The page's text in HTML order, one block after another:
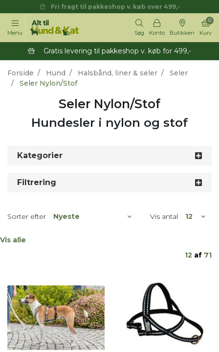
Fri fragt til pakkeshop v. køb over 499,-
Menu Søg Konto Butikken Kurv
0
Gratis levering til pakkeshop v. køb for 499,-
Forside Hund Halsbånd, liner & seler
Seler
Seler Nylon/Stof
Seler Nylon/Stof
Hundesler i nylon og stof
Kategorier
Filtrering
Sorter efter Vis antal
Vis alle
12 af 71